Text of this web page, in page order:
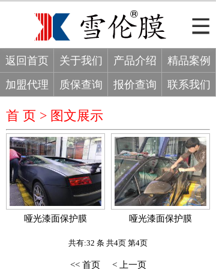
返回首页 关于我们 产品介绍
精品案例
加盟代理
质保查询 报价查询 联系我们
首 页 > 图文展示
哑光漆面保护膜 哑光漆面保护膜
共有:32 条 共4页 第4页
<< 首页 < 上一页